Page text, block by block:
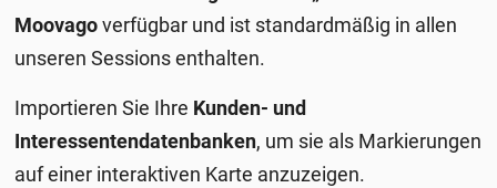
Moovagoverfügbar und ist standardmäßig in allen
unseren Sessions enthalten.
Importieren Sie Ihre Kunden- und
Interessentendatenbanken, um sie als Markierungen
auf einer interaktiven Karte anzuzeigen.